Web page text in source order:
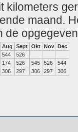
kilometers
maand.
de
Aug Sept Okt Nov Dec
544
526
174 526 545 526
544
306 297 306 297 306